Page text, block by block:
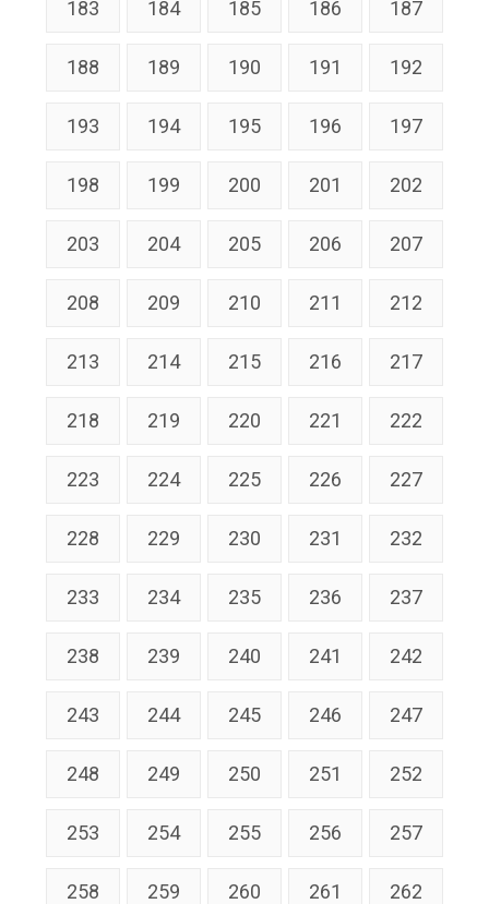
183 184 185 186 187
188 189 190 191 192
193 194 195 196 197
198 199 200 201 202
203 204 205 206 207
208 209 210 211 212
213 214 215 216 217
218 219 220 221 222
223 224 225 226 227
228 229 230 231 232
233 234 235 236 237
238 239 240 241 242
243 244 245 246 247
248 249 250 251 252
253 254 255 256 257
258 259 260 261 262